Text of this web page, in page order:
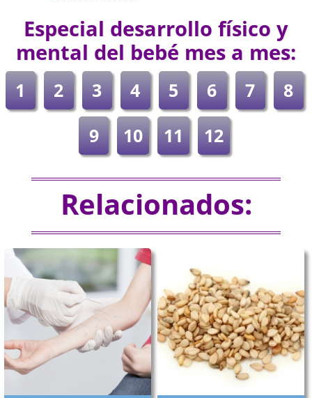
Especial desarrollo físico y
mental del bebé mes a mes:
1 2 3 4 5 6 7
8
9
10 11 12
Relacionados: